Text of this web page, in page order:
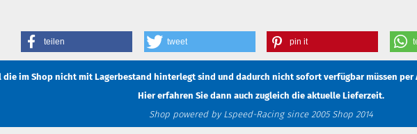
teilen tweet pin it
die im Shop nicht mit Lagerbestand hinterlegt sind und dadurch nicht sofort verfügbar müssen per
Hier erfahren Sie dann auch zugleich die aktuelle Lieferzeit.
Shop powered by Lspeed-Racing since 2005 Shop 2014